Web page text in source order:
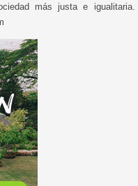
más justa e igualitaria.